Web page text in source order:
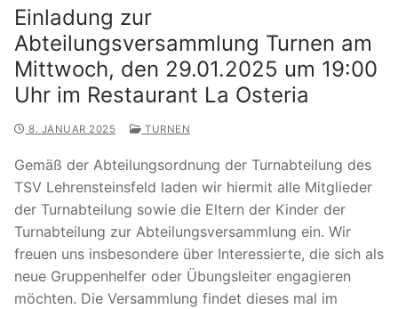
Einladung zur
Abteilungsversammlung Turnen am
Mittwoch, den 29.01.2025 um 19:00
Uhr im Restaurant La Osteria
8. JANUAR 2025 TURNEN
Gemäß der Abteilungsordnung der Turnabteilung des
TSV Lehrensteinsfeld laden wir hiermit alle Mitglieder
der Turnabteilung sowie die Eltern der Kinder der
Turnabteilung zur Abteilungsversammlung ein. Wir
freuen uns insbesondere über Interessierte, die sich als
neue Gruppenhelfer oder Übungsleiter engagieren
möchten. Die Versammlung findet dieses mal im